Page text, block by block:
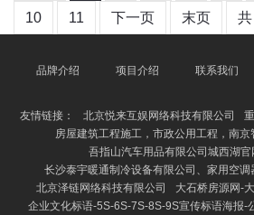
10 11 下一页 末页 共
品牌介绍 项目介绍 联系我们
友情链接： 北京悦来互娱网络科技有限公司
房屋建筑工程施工，市政公用工程，南京
吾指山汽车用品有限公司城西湖官
长沙泰宇暖通制冷设备有限公司、家用空
北京泽链网络科技有限公司
大石桥房源网-
企业文化标语-5S-6S-7S-8S-9S宣传标语海报-